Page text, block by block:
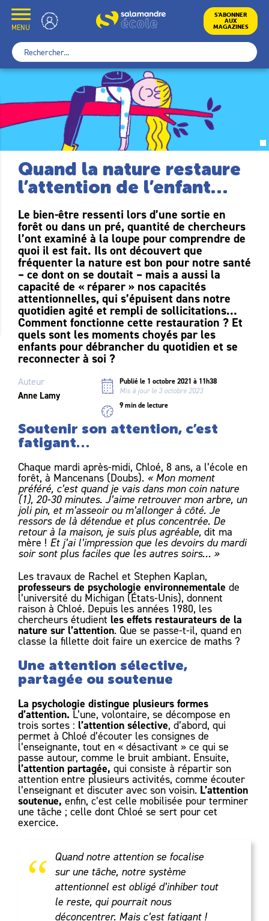
content
MENU
École S’ABONNER
AUX
MAGAZINES
Rechercher :
Quand la nature restaure
l’attention de l’enfant…
Le bien-être ressenti lors d’une sortie en
forêt ou dans un pré, quantité de chercheurs
l’ont examiné à la loupe pour comprendre de
quoi il est fait. Ils ont découvert que
fréquenter la nature est bon pour notre santé
– ce dont on se doutait – mais a aussi la
capacité de « réparer » nos capacités
attentionnelles, qui s’épuisent dans notre
quotidien agité et rempli de sollicitations…
Comment fonctionne cette restauration ? Et
quels sont les moments choyés par les
enfants pour débrancher du quotidien et se
reconnecter à soi ?
Auteur
Anne Lamy
Publié le 1 octobre 2021 à 11h38
Mis à jour le 3 octobre 2023
9 min de lecture
Soutenir son attention, c’est
fatigant…
Chaque mardi après-midi, Chloé, 8 ans, a l’école en
forêt, à Mancenans (Doubs). « Mon moment
préféré, c’est quand je vais dans mon coin nature
(1), 20-30 minutes. J’aime retrouver mon arbre, un
joli pin, et m’asseoir ou m’allonger à côté. Je
ressors de là détendue et plus concentrée. De
retour à la maison, je suis plus agréable, dit ma
mère ! Et j’ai l’impression que les devoirs du mardi
soir sont plus faciles que les autres soirs… »
Les travaux de Rachel et Stephen Kaplan,
professeurs de psychologie environnementale de
l’université du Michigan (États-Unis), donnent
raison à Chloé. Depuis les années 1980, les
chercheurs étudient les effets restaurateurs de la
nature sur l’attention. Que se passe-t-il, quand en
classe la fillette doit faire un exercice de maths ?
Une attention sélective,
partagée ou soutenue
La psychologie distingue plusieurs formes
d’attention. L’une, volontaire, se décompose en
trois sortes : l’attention sélective, d’abord, qui
permet à Chloé d’écouter les consignes de
l’enseignante, tout en « désactivant » ce qui se
passe autour, comme le bruit ambiant. Ensuite,
l’attention partagée, qui consiste à répartir son
attention entre plusieurs activités, comme écouter
l’enseignant et discuter avec son voisin. L’attention
soutenue, enfin, c’est celle mobilisée pour terminer
une tâche ; celle dont Chloé se sert pour cet
exercice.
“
Quand notre attention se focalise
sur une tâche, notre système
attentionnel est obligé d’inhiber tout
le reste, qui pourrait nous
déconcentrer. Mais c’est fatigant !